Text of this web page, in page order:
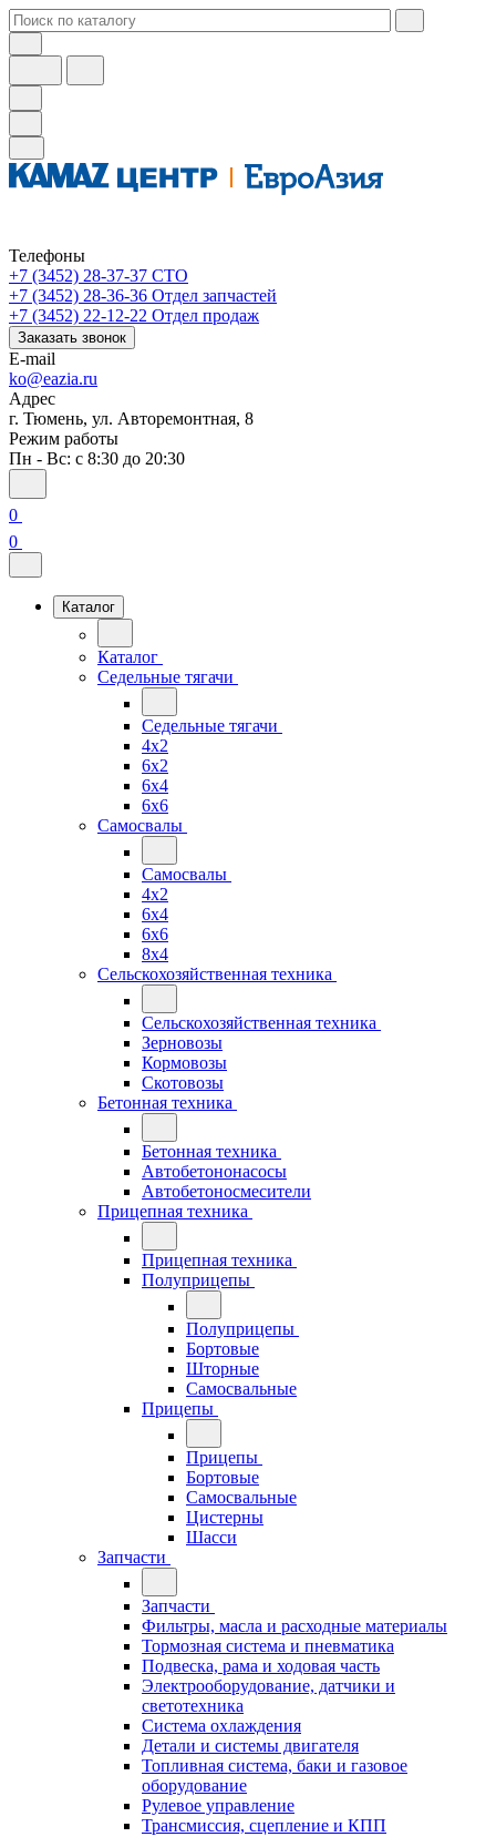
Телефоны
+7 (3452) 28-37-37 СТО
+7 (3452) 28-36-36 Отдел запчастей
+7 (3452) 22-12-22 Отдел продаж
Заказать звонок
E-mail
ko@eazia.ru
Адрес
г. Тюмень, ул. Авторемонтная, 8
Режим работы
Пн - Вс: с 8:30 до 20:30
0
0
Каталог
Каталог
Седельные тягачи
Седельные тягачи
4x2
6x2
6x4
6x6
Самосвалы
Самосвалы
4x2
6x4
6x6
8x4
Сельскохозяйственная техника
Сельскохозяйственная техника
Зерновозы
Кормовозы
Скотовозы
Бетонная техника
Бетонная техника
Автобетононасосы
Автобетоносмесители
Прицепная техника
Прицепная техника
Полуприцепы
Полуприцепы
Бортовые
Шторные
Самосвальные
Прицепы
Прицепы
Бортовые
Самосвальные
Цистерны
Шасси
Запчасти
Запчасти
Фильтры, масла и расходные материалы
Тормозная система и пневматика
Подвеска, рама и ходовая часть
Электрооборудование, датчики и
светотехника
Система охлаждения
Детали и системы двигателя
Топливная система, баки и газовое
оборудование
Рулевое управление
Трансмиссия, сцепление и КПП